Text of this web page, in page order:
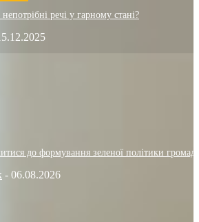
речі у гарному стані?
до формування зеленої політики
- 06.08.2026